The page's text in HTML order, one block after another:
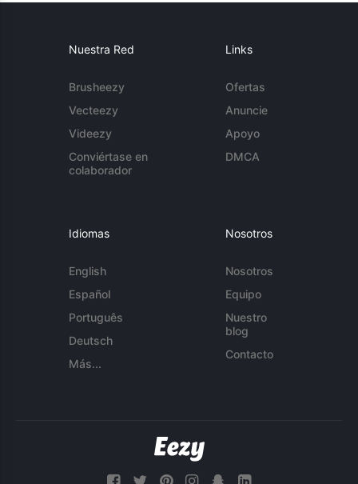
Nuestra Red
Brusheezy
Vecteezy
Videezy
Conviértase en
colaborador
Links
Ofertas
Anuncie
Apoyo
DMCA
Idiomas
English
Español
Português
Deutsch
Más...
Nosotros
Nosotros
Equipo
Nuestro
blog
Contacto